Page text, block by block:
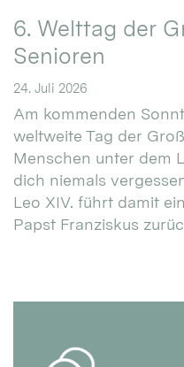
6. Welttag der
Senioren
24. Juli 2026
Am kommenden
weltweite Tag der
Menschen unter dem
dich niemals
Leo XIV. führt damit
Papst Franziskus